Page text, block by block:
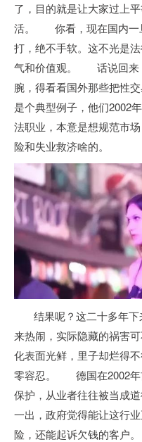
了，目的就是让大家过上
活。 你看，现在国内一
打，绝不手软。这不光是
气和价值观。 话说回来
腕，得看看国外那些把
是个典型例子，他们2002
法职业，本意是想规范市
险和失业救济啥的。
结果呢？这二十多年下
来热闹，实际隐藏的祸害
化表面光鲜，里子却烂得
零容忍。 德国在2002年
保护，从业者往往被当
一出，政府觉得能让这行
险，还能起诉欠钱的客